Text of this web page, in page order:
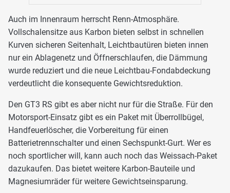
Auch im Innenraum herrscht Renn-Atmosphäre.
Vollschalensitze aus Karbon bieten selbst in schnellen
Kurven sicheren Seitenhalt, Leichtbautüren bieten innen
nur ein Ablagenetz und Öffnerschlaufen, die Dämmung
wurde reduziert und die neue Leichtbau-Fondabdeckung
verdeutlicht die konsequente Gewichtsreduktion.
Den GT3 RS gibt es aber nicht nur für die Straße. Für den
Motorsport-Einsatz gibt es ein Paket mit Überrollbügel,
Handfeuerlöscher, die Vorbereitung für einen
Batterietrennschalter und einen Sechspunkt-Gurt. Wer es
noch sportlicher will, kann auch noch das Weissach-Paket
dazukaufen. Das bietet weitere Karbon-Bauteile und
Magnesiumräder für weitere Gewichtseinsparung.